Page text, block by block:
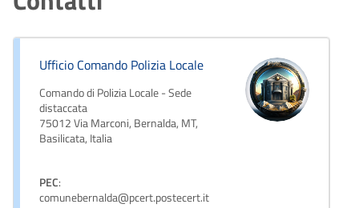
Ufficio Comando Polizia Locale
Comando di Polizia Locale - Sede
distaccata
75012 Via Marconi, Bernalda, MT,
Basilicata, Italia
PEC:
comunebernalda@pcert.postecert.it